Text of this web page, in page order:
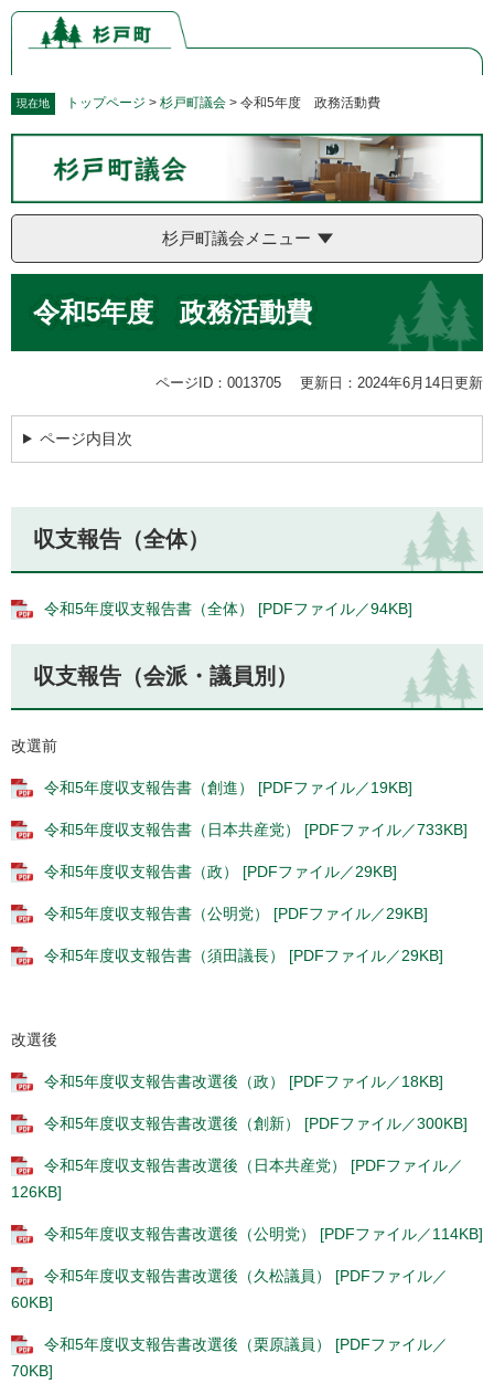
ペ
の
メ
ー
て
本
へ
現在地 トップページ > 杉戸町議会 > 令和5年度 政務活動費
杉戸町議会メニュー
令和5年度 政務活動費
ページID：0013705 更新日：2024年6月14日更新
ページ内目次
収支報告（全体）
令和5年度収支報告書（全体） [PDFファイル／94KB]
収支報告（会派・議員別）
改選前
令和5年度収支報告書（創進） [PDFファイル／19KB]
令和5年度収支報告書（日本共産党） [PDFファイル／733KB]
令和5年度収支報告書（政） [PDFファイル／29KB]
令和5年度収支報告書（公明党） [PDFファイル／29KB]
令和5年度収支報告書（須田議長） [PDFファイル／29KB]
改選後
令和5年度収支報告書改選後（政） [PDFファイル／18KB]
令和5年度収支報告書改選後（創新） [PDFファイル／300KB]
令和5年度収支報告書改選後（日本共産党） [PDFファイル／
126KB]
令和5年度収支報告書改選後（公明党） [PDFファイル／114KB]
令和5年度収支報告書改選後（久松議員） [PDFファイル／
60KB]
令和5年度収支報告書改選後（栗原議員） [PDFファイル／
70KB]